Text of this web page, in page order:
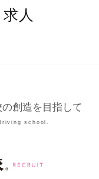
人
創造を目指して
school.